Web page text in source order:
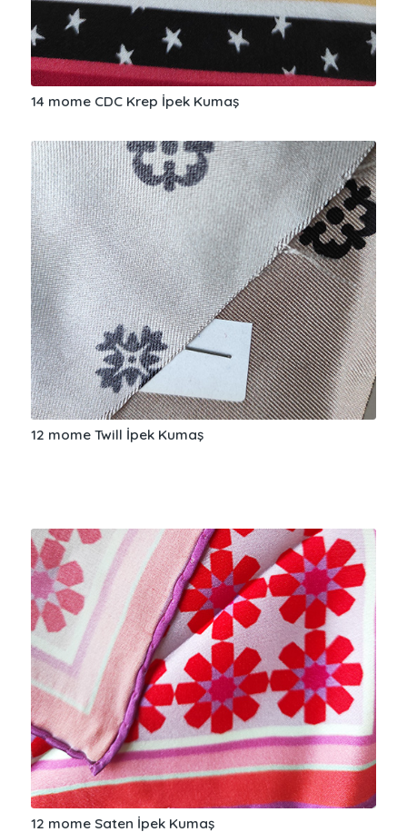
14 mome CDC Krep İpek Kumaş
12 mome Twill İpek Kumaş
12 mome Saten İpek Kumaş